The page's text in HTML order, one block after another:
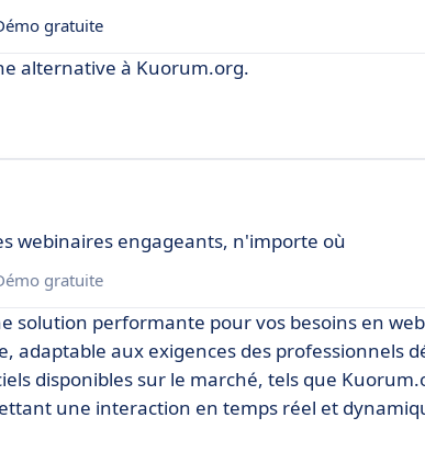
gratuite
alternative à Kuorum.org.
webinaires engageants, n'importe où
gratuite
solution performante pour vos besoins en
adaptable aux exigences des professionnels
disponibles sur le marché, tels que
une interaction en temps réel et